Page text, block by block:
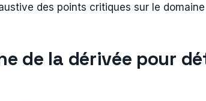
des points critiques sur le
de la dérivée pour